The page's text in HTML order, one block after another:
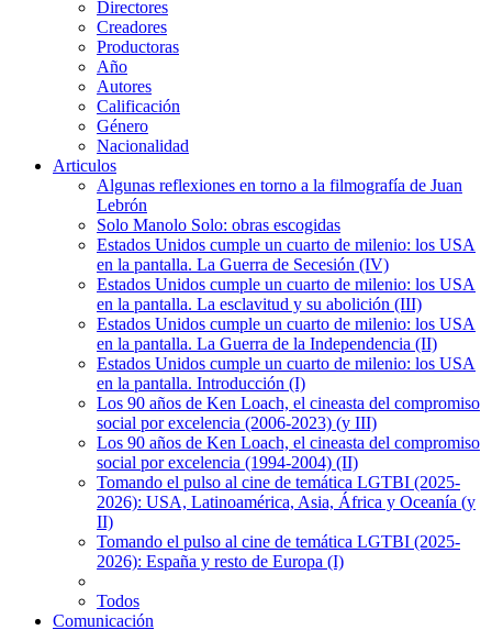
Directores
Creadores
Productoras
Año
Autores
Calificación
Género
Nacionalidad
Articulos
Algunas reflexiones en torno a la filmografía de Juan
Lebrón
Solo Manolo Solo: obras escogidas
Estados Unidos cumple un cuarto de milenio: los USA
en la pantalla. La Guerra de Secesión (IV)
Estados Unidos cumple un cuarto de milenio: los USA
en la pantalla. La esclavitud y su abolición (III)
Estados Unidos cumple un cuarto de milenio: los USA
en la pantalla. La Guerra de la Independencia (II)
Estados Unidos cumple un cuarto de milenio: los USA
en la pantalla. Introducción (I)
Los 90 años de Ken Loach, el cineasta del compromiso
social por excelencia (2006-2023) (y III)
Los 90 años de Ken Loach, el cineasta del compromiso
social por excelencia (1994-2004) (II)
Tomando el pulso al cine de temática LGTBI (2025-
2026): USA, Latinoamérica, Asia, África y Oceanía (y
II)
Tomando el pulso al cine de temática LGTBI (2025-
2026): España y resto de Europa (I)
Todos
Comunicación